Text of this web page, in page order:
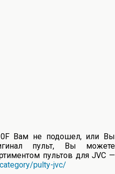
Вам не подошел, или Вы
пульт, Вы можете
пультов для JVC —
pulty-jvc/